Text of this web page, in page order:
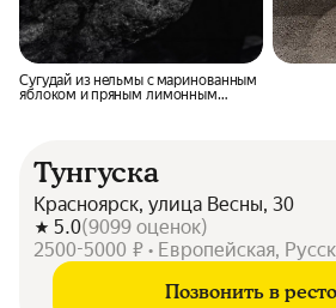
Сугудай из нельмы с маринованным
яблоком и пряным лимонным
Тунгуска
Красноярск, улица Весны, 30
5.0(9099 оценок)
2500-5000 ₽ • Европейская,
Позвонить в